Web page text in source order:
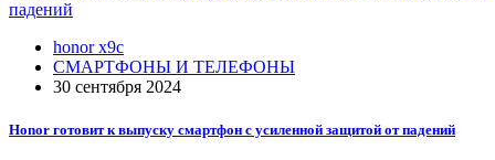
honor x9c
СМАРТФОНЫ И ТЕЛЕФОНЫ
30 сентября 2024
Honor готовит к выпуску смартфон с усиленной защитой от падений